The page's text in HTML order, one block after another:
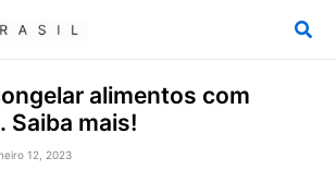
alimentos com
Saiba mais!
12, 2023